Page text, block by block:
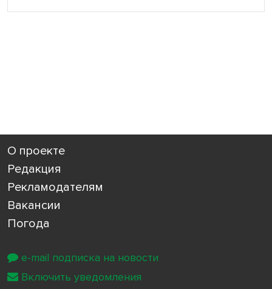
О проекте
Редакция
Рекламодателям
Вакансии
Погода
e-mail подписка на новости
Включить уведомления